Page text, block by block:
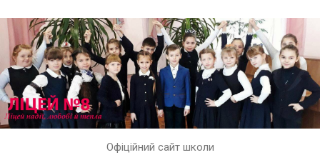
Офіційний сайт школи